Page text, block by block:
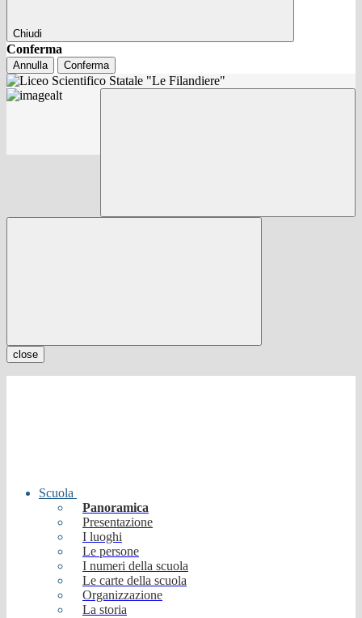
Chiudi
Conferma
Annulla Conferma
close
Scuola
Panoramica
Presentazione
I luoghi
Le persone
I numeri della scuola
Le carte della scuola
Organizzazione
La storia